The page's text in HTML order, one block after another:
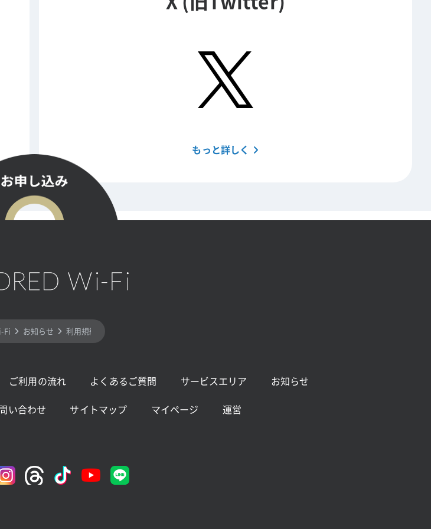
もっと詳しく
Fi お知らせ 利用規約の一部改定 (6月)
ご利用の流れ よくあるご質問 サービスエリア
お知らせ
い合わせ サイトマップ マイページ 運営